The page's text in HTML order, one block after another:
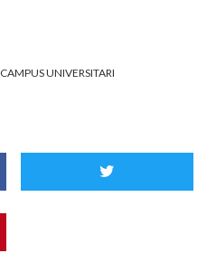
CAMPUS UNIVERSITARI